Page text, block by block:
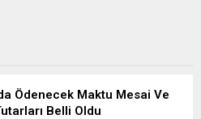
Ödenecek Maktu Mesai Ve
Belli Oldu